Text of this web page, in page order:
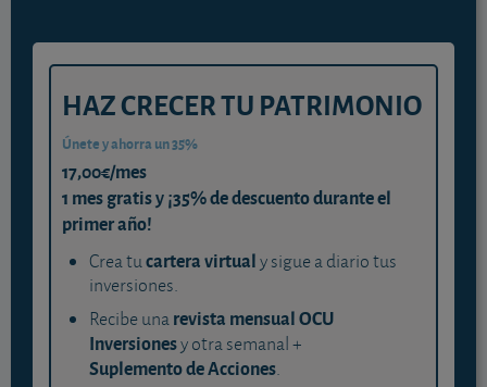
HAZ CRECER TU PATRIMONIO
Únete y ahorra un 35%
17,00€/mes
1 mes gratis y ¡35% de descuento durante el
primer año!
Crea tucartera virtualy sigue a diario tus
inversiones.
Recibe unarevista mensual OCU
Inversionesy otra semanal +
Suplemento de Acciones.